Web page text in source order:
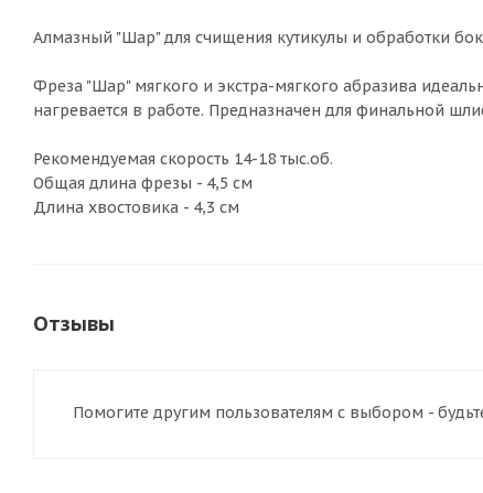
Алмазный "Шар" для счищения кутикулы и обработки
Фреза "Шар" мягкого и экстра-мягкого абразива
нагревается в работе. Предназначен для финальной
Рекомендуемая скорость 14-18 тыс.об.
Общая длина фрезы - 4,5 см
Длина хвостовика - 4,3 см
Отзывы
Помогите другим пользователям с выбором -